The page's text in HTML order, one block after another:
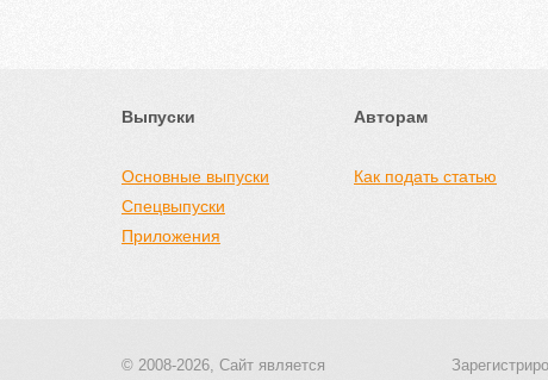
Выпуски
Основные выпуски
Спецвыпуски
Приложения
Авторам
Как подать статью
© 2008-2026, Сайт является